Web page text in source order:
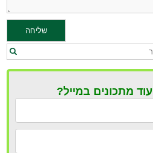
מתכונים במייל?